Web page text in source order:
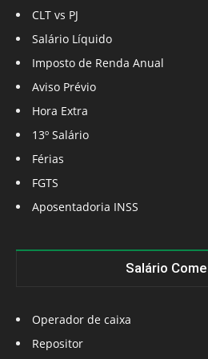
CLT vs PJ
Salário Líquido
Imposto de Renda Anual
Aviso Prévio
Hora Extra
13º Salário
Férias
FGTS
Aposentadoria INSS
Salário
Operador de caixa
Repositor